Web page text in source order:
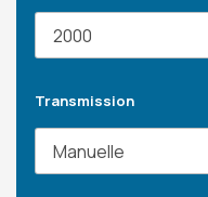
Transmission